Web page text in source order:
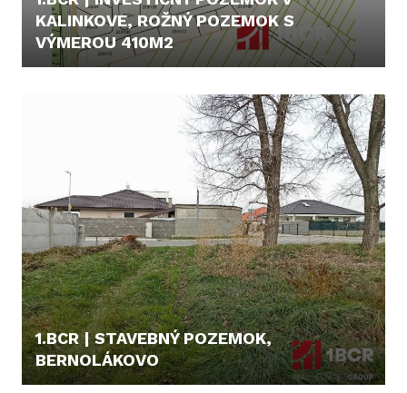
KALINKOVE, ROŽNÝ POZEMOK S
VÝMEROU 410M2
1.BCR | STAVEBNÝ POZEMOK,
BERNOLÁKOVO